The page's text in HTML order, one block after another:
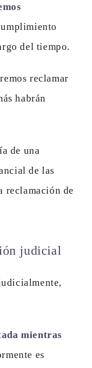
del tiempo.
reclamar
habrán
de una
de las
reclamación de
judicial
mientras
es